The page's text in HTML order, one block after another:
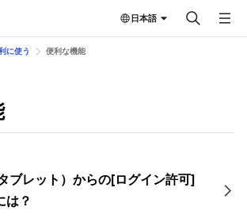
日本語
に使う 便利な機能
ブレット）からの[ログイン許可]
は？